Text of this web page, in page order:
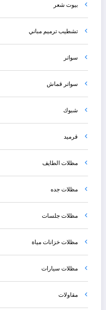
بيوت شعر
تشطيب ترميم مباني
سواتر
سواتر قماش
شبوك
قرميد
مظلات الطايف
مظلات جده
مظلات جلسات
مظلات خزانات مياة
مظلات سيارات
مقاولات